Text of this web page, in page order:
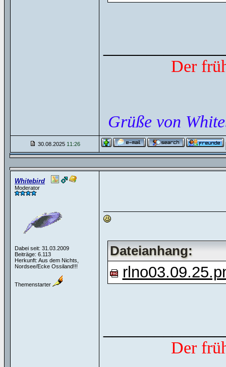
Der
Grüße von
30.08.2025 11:26
Whitebird
Moderator
Dabei seit: 31.03.2009
Beiträge: 6.113
Herkunft: Aus dem Nichts,
Nordsee/Ecke Ossiland!!!
Themenstarter
Dateianhang:
Der